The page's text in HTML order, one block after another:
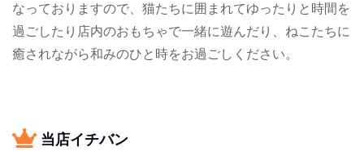
なっておりますので、猫たちに囲まれてゆったりと時間を
過ごしたり店内のおもちゃで一緒に遊んだり、ねこたちに
癒されながら和みのひと時をお過ごしください。
当店イチバン